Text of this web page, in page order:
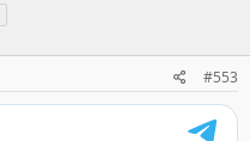
#553